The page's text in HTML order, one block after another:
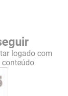
logado com
conteúdo